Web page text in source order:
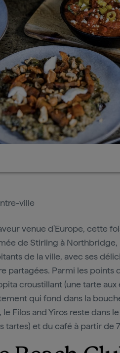
ville
venue d'Europe, cette
de Stirling à Northbridge,
de la ville, avec ses
partagées. Parmi les points
croustillant (une tarte
qui fond dans la
le Filos and Yiros reste dans
tartes) et du café à partir de